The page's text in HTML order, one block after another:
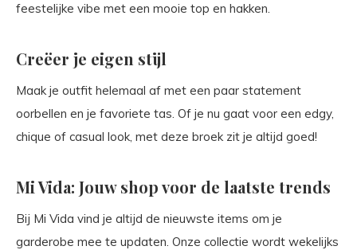
feestelijke vibe met een mooie top en hakken.
Creëer je eigen stijl
Maak je outfit helemaal af met een paar statement
oorbellen en je favoriete tas. Of je nu gaat voor een edgy,
chique of casual look, met deze broek zit je altijd goed!
Mi Vida: Jouw shop voor de laatste trends
Bij Mi Vida vind je altijd de nieuwste items om je
garderobe mee te updaten. Onze collectie wordt wekelijks